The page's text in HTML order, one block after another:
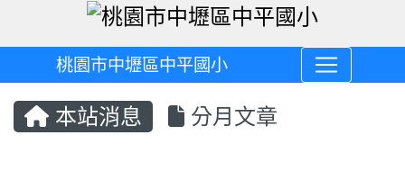
桃園市中壢區中平國小
本站消息 分月文章